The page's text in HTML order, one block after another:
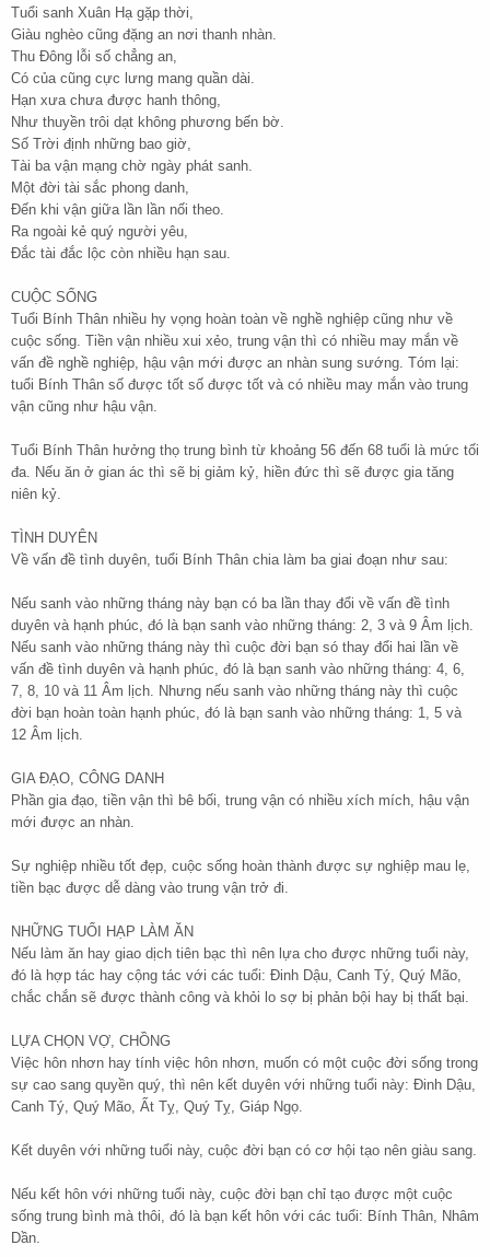
Tuổi sanh Xuân Hạ gặp thời,
Giàu nghèo cũng đặng an nơi thanh nhàn.
Thu Đông lỗi số chẳng an,
Có của cũng cực lưng mang quần dài.
Hạn xưa chưa được hanh thông,
Như thuyền trôi dạt không phương bến bờ.
Số Trời định những bao giờ,
Tài ba vận mạng chờ ngày phát sanh.
Một đời tài sắc phong danh,
Đến khi vận giữa lần lần nối theo.
Ra ngoài kẻ quý người yêu,
Đắc tài đắc lộc còn nhiều hạn sau.
CUỘC SỐNG
Tuổi Bính Thân nhiều hy vọng hoàn toàn về nghề nghiệp cũng như về
cuộc sống. Tiền vận nhiều xui xẻo, trung vận thì có nhiều may mắn về
vấn đề nghề nghiệp, hậu vận mới được an nhàn sung sướng. Tóm lại:
tuổi Bính Thân số được tốt số được tốt và có nhiều may mắn vào trung
vận cũng như hậu vận.
Tuổi Bính Thân hưởng thọ trung bình từ khoảng 56 đến 68 tuổi là mức tối
đa. Nếu ăn ở gian ác thì sẽ bị giảm kỷ, hiền đức thì sẽ được gia tăng
niên kỷ.
TÌNH DUYÊN
Về vấn đề tình duyên, tuổi Bính Thân chia làm ba giai đoạn như sau:
Nếu sanh vào những tháng này bạn có ba lần thay đổi về vấn đề tình
duyên và hạnh phúc, đó là bạn sanh vào những tháng: 2, 3 và 9 Âm lịch.
Nếu sanh vào những tháng này thì cuộc đời bạn só thay đổi hai lần về
vấn đề tình duyên và hạnh phúc, đó là bạn sanh vào những tháng: 4, 6,
7, 8, 10 và 11 Âm lịch. Nhưng nếu sanh vào những tháng này thì cuộc
đời bạn hoàn toàn hạnh phúc, đó là bạn sanh vào những tháng: 1, 5 và
12 Âm lịch.
GIA ĐẠO, CÔNG DANH
Phần gia đạo, tiền vận thì bê bối, trung vận có nhiều xích mích, hậu vận
mới được an nhàn.
Sự nghiệp nhiều tốt đẹp, cuộc sống hoàn thành được sự nghiệp mau lẹ,
tiền bạc được dễ dàng vào trung vận trở đi.
NHỮNG TUỔI HẠP LÀM ĂN
Nếu làm ăn hay giao dịch tiên bạc thì nên lựa cho được những tuổi này,
đó là hợp tác hay cộng tác với các tuổi: Đinh Dậu, Canh Tý, Quý Mão,
chắc chắn sẽ được thành công và khỏi lo sợ bị phản bội hay bị thất bại.
LỰA CHỌN VỢ, CHỒNG
Việc hôn nhơn hay tính việc hôn nhơn, muốn có một cuộc đời sống trong
sự cao sang quyền quý, thì nên kết duyên với những tuổi này: Đinh Dậu,
Canh Tý, Quý Mão, Ất Tỵ, Quý Tỵ, Giáp Ngọ.
Kết duyên với những tuổi này, cuộc đời bạn có cơ hội tạo nên giàu sang.
Nếu kết hôn với những tuổi này, cuộc đời bạn chỉ tạo được một cuộc
sống trung bình mà thôi, đó là bạn kết hôn với các tuổi: Bính Thân, Nhâm
Dần.